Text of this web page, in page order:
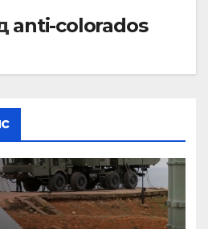
anti-colorados